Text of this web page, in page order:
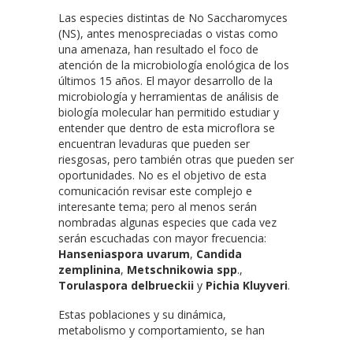
Las especies distintas de No Saccharomyces
(NS), antes menospreciadas o vistas como
una amenaza, han resultado el foco de
atención de la microbiología enológica de los
últimos 15 años. El mayor desarrollo de la
microbiología y herramientas de análisis de
biología molecular han permitido estudiar y
entender que dentro de esta microflora se
encuentran levaduras que pueden ser
riesgosas, pero también otras que pueden ser
oportunidades. No es el objetivo de esta
comunicación revisar este complejo e
interesante tema; pero al menos serán
nombradas algunas especies que cada vez
serán escuchadas con mayor frecuencia:
Hanseniaspora uvarum, Candida
zemplinina, Metschnikowia spp.,
Torulaspora delbrueckii y Pichia Kluyveri.
Estas poblaciones y su dinámica,
metabolismo y comportamiento, se han